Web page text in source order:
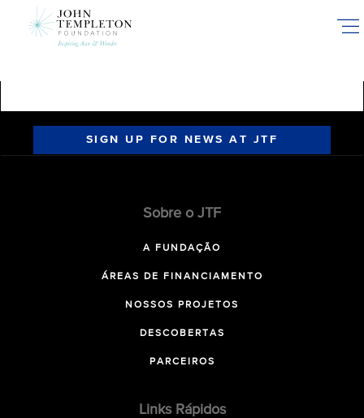
SIGN UP FOR NEWS AT JTF
Sobre o JTF
A FUNDAÇÃO
ÁREAS DE FINANCIAMENTO
NOSSOS PROJETOS
DESCOBERTAS
PARCEIROS
Links Rápidos